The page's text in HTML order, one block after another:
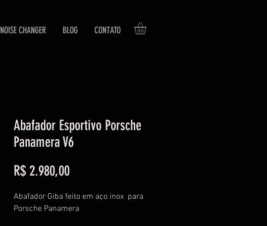
NOISE CHANGER BLOG CONTATO
Abafador Esportivo Porsche
Panamera V6
R$ 2.980,00Preço
Abafador Giba feito em aço inox  para
Porsche Panamera